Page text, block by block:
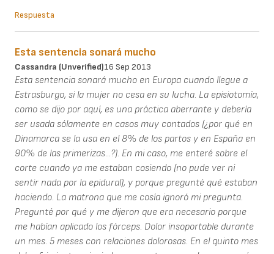
Respuesta
Esta sentencia sonará mucho
Cassandra (unverified)16 Sep 2013
Esta sentencia sonará mucho en Europa cuando llegue a
Estrasburgo, si la mujer no cesa en su lucha. La episiotomía,
como se dijo por aquí, es una práctica aberrante y debería
ser usada sólamente en casos muy contados (¿por qué en
Dinamarca se la usa en el 8% de los partos y en España en
90% de las primerizas...?). En mi caso, me enteré sobre el
corte cuando ya me estaban cosiendo (no pude ver ni
sentir nada por la epidural), y porque pregunté qué estaban
haciendo. La matrona que me cosía ignoró mi pregunta.
Pregunté por qué y me dijeron que era necesario porque
me habían aplicado los fórceps. Dolor insoportable durante
un mes. 5 meses con relaciones dolorosas. En el quinto mes